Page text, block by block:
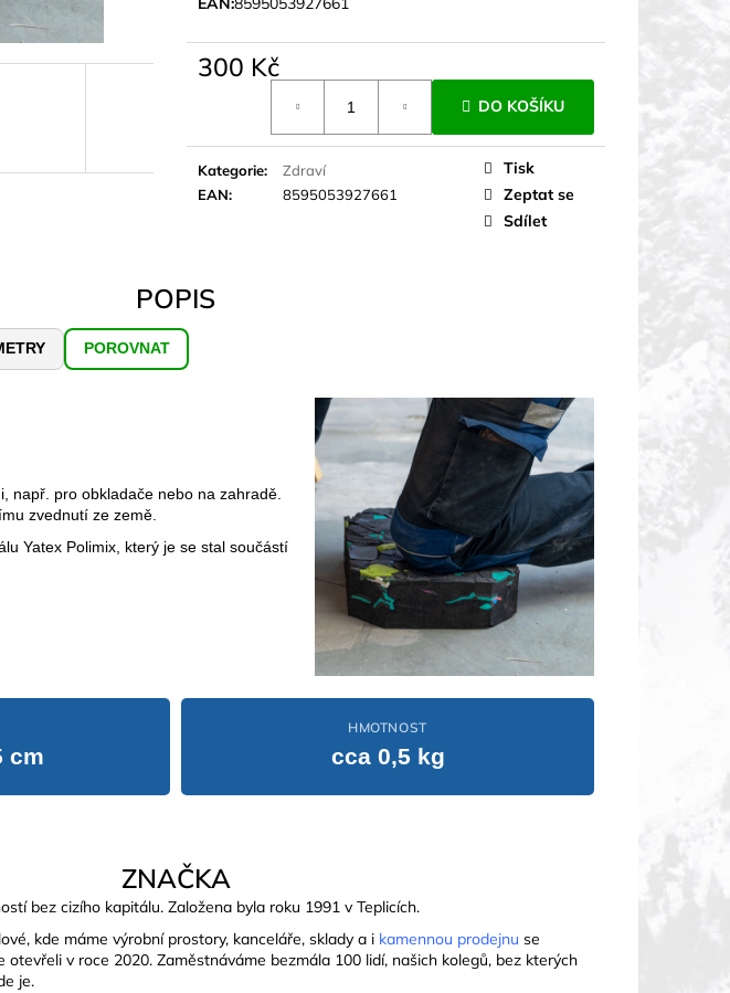
300 Kč
DO KOŠÍKU
Kategorie:
Zdraví
EAN: 8595053927661
Tisk
Zeptat se
Sdílet
POPIS
POROVNAT
např. pro obkladače nebo na zahradě.
zvednutí ze země.
Yatex Polimix, který je se stal součástí
cm
HMOTNOST
cca 0,5 kg
ZNAČKA
bez cizího kapitálu. Založena byla roku 1991 v Teplicích.
kde máme výrobní prostory, kanceláře, sklady a i kamennou prodejnu se
v roce 2020. Zaměstnáváme bezmála 100 lidí, našich kolegů, bez kterých
je.